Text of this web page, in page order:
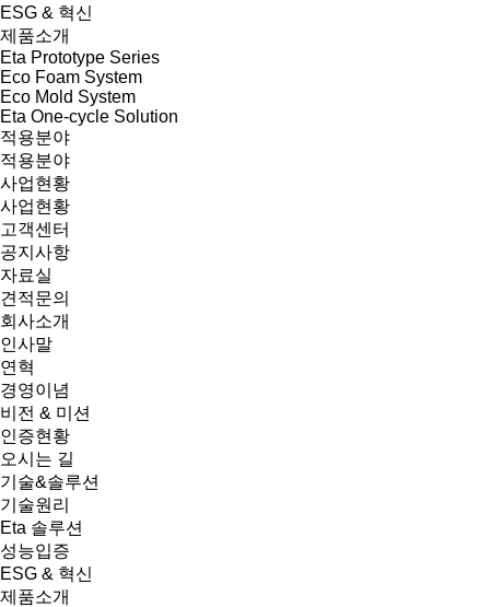
ESG & 혁신
제품소개
Eta Prototype Series
Eco Foam System
Eco Mold System
Eta One-cycle Solution
적용분야
적용분야
사업현황
사업현황
고객센터
공지사항
자료실
견적문의
회사소개
인사말
연혁
경영이념
비전 & 미션
인증현황
오시는 길
기술&솔루션
기술원리
Eta 솔루션
성능입증
ESG & 혁신
제품소개